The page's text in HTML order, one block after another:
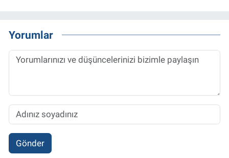
Yorumlar
Gönder